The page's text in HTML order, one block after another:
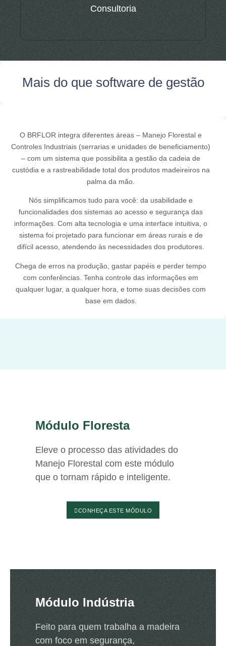
Consultoria
Mais do que software de gestão
O BRFLOR integra diferentes áreas – Manejo Florestal e
Controles Industriais (serrarias e unidades de beneficiamento)
– com um sistema que possibilita a gestão da cadeia de
custódia e a rastreabilidade total dos produtos madeireiros na
palma da mão.
Nós simplificamos tudo para você: da usabilidade e
funcionalidades dos sistemas ao acesso e segurança das
informações. Com alta tecnologia e uma interface intuitiva, o
sistema foi projetado para funcionar em áreas rurais e de
difícil acesso, atendendo às necessidades dos produtores.
Chega de erros na produção, gastar papéis e perder tempo
com conferências. Tenha controle das informações em
qualquer lugar, a qualquer hora, e tome suas decisões com
base em dados.
Módulo Floresta
Eleve o processo das atividades do
Manejo Florestal com este módulo
que o tornam rápido e inteligente.
CONHEÇA ESTE MÓDULO
Módulo Indústria
Feito para quem trabalha a madeira
com foco em segurança,